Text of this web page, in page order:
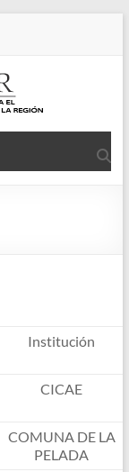
Institución
CICAE
COMUNA DE LA
PELADA